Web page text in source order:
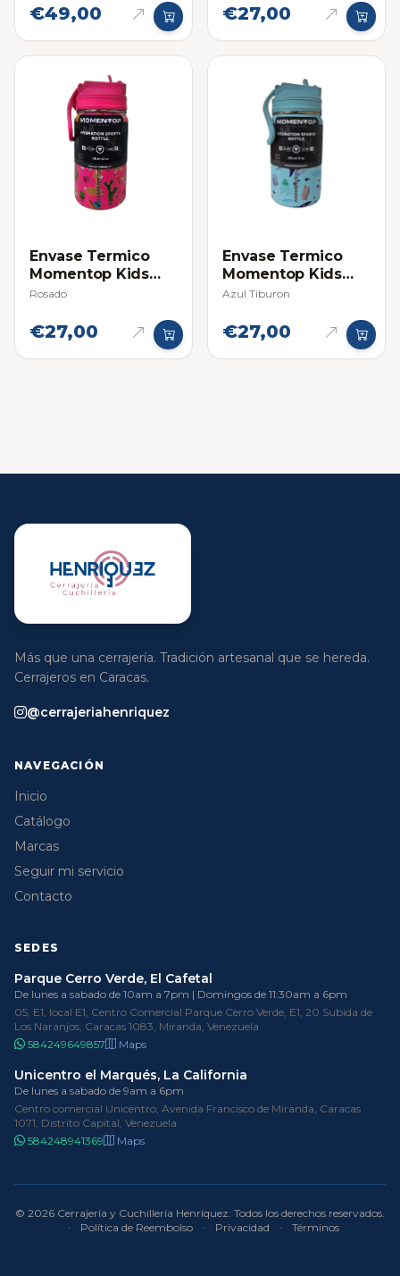
€49,00 €27,00
Envase Termico
Momentop Kids
12oz / 355ml
Rosado
€27,00
Envase Termico
Momentop Kids
12oz / 355ml
Azul Tiburon
€27,00
Más que una cerrajería. Tradición artesanal que se hereda.
Cerrajeros en Caracas.
@cerrajeriahenriquez
NAVEGACIÓN
Inicio
Catálogo
Marcas
Seguir mi servicio
Contacto
SEDES
Parque Cerro Verde, El Cafetal
De lunes a sabado de 10am a 7pm | Domingos de 11:30am a 6pm
05, E1, local E1, Centro Comercial Parque Cerro Verde, E1, 20 Subida de
Los Naranjos, Caracas 1083, Miranda, Venezuela
584249649857
Maps
Unicentro el Marqués, La California
De lunes a sabado de 9am a 6pm
Centro comercial Unicentro, Avenida Francisco de Miranda, Caracas
1071, Distrito Capital, Venezuela
584248941369
Maps
© 2026 Cerrajería y Cuchillería Henríquez. Todos los derechos reservados.
·
Política de Reembolso · Privacidad · Términos